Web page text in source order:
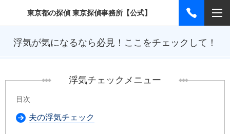
東京都の探偵 東京探偵事務所【公式】
浮気が気になるなら必見！ここをチェックして！
浮気チェックメニュー
目次
夫の浮気チェック